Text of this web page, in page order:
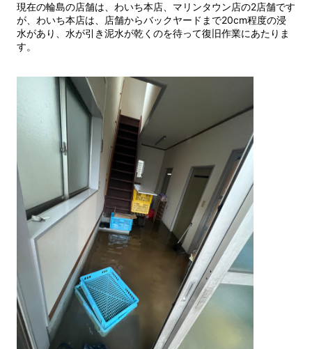
現在の輪島の店舗は、わいち本店、マリンタウン店の2店舗です
が、わいち本店は、店舗からバックヤードまで20cm程度の浸
水があり、水が引き泥水が乾くのを待って復旧作業にあたりま
す。